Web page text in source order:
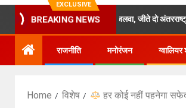
EXCLUSIVE
BREAKING NEWS
की प्रांजुल सिंह चौहान का जलवा, जीते दो अंतरराष्ट्रीय खिताब
राजनीति मनोरंजन
Home विशेष हर कोई नहीं पहनेगा